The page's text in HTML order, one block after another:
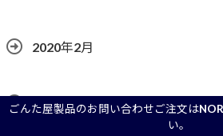
ごんた屋製品のお問い合わせご注文は
い。
2020年2月
2020年1月